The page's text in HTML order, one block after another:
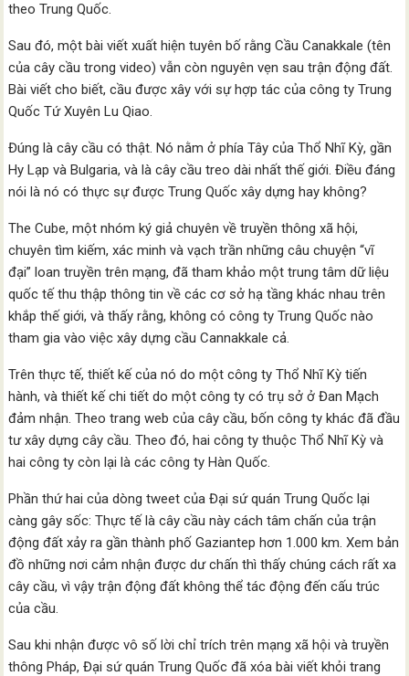
theo Trung Quốc.
Sau đó, một bài viết xuất hiện tuyên bố rằng Cầu Canakkale (tên
của cây cầu trong video) vẫn còn nguyên vẹn sau trận động đất.
Bài viết cho biết, cầu được xây với sự hợp tác của công ty Trung
Quốc Tứ Xuyên Lu Qiao.
Đúng là cây cầu có thật. Nó nằm ở phía Tây của Thổ Nhĩ Kỳ, gần
Hy Lạp và Bulgaria, và là cây cầu treo dài nhất thế giới. Điều đáng
nói là nó có thực sự được Trung Quốc xây dựng hay không?
The Cube, một nhóm ký giả chuyên về truyền thông xã hội,
chuyên tìm kiếm, xác minh và vạch trần những câu chuyện “vĩ
đại” loan truyền trên mạng, đã tham khảo một trung tâm dữ liệu
quốc tế thu thập thông tin về các cơ sở hạ tầng khác nhau trên
khắp thế giới, và thấy rằng, không có công ty Trung Quốc nào
tham gia vào việc xây dựng cầu Cannakkale cả.
Trên thực tế, thiết kế của nó do một công ty Thổ Nhĩ Kỳ tiến
hành, và thiết kế chi tiết do một công ty có trụ sở ở Đan Mạch
đảm nhận. Theo trang web của cây cầu, bốn công ty khác đã đầu
tư xây dựng cây cầu. Theo đó, hai công ty thuộc Thổ Nhĩ Kỳ và
hai công ty còn lại là các công ty Hàn Quốc.
Phần thứ hai của dòng tweet của Đại sứ quán Trung Quốc lại
càng gây sốc: Thực tế là cây cầu này cách tâm chấn của trận
động đất xảy ra gần thành phố Gaziantep hơn 1.000 km. Xem bản
đồ những nơi cảm nhận được dư chấn thì thấy chúng cách rất xa
cây cầu, vì vậy trận động đất không thể tác động đến cấu trúc
của cầu.
Sau khi nhận được vô số lời chỉ trích trên mạng xã hội và truyền
thông Pháp, Đại sứ quán Trung Quốc đã xóa bài viết khỏi trang